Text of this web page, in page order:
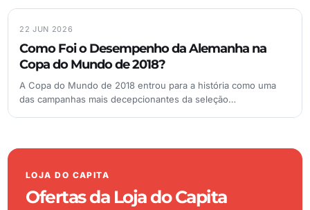
22 JUN 2026
Como Foi o Desempenho da Alemanha na
Copa do Mundo de 2018?
A Copa do Mundo de 2018 entrou para a história como uma
das campanhas mais decepcionantes da seleção…
LOJA DO CAPITA
Ofertas da Loja do Capita